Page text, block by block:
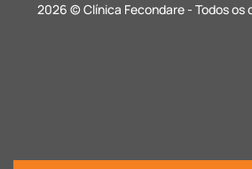
2026 © Clínica Fecondare - Todos os